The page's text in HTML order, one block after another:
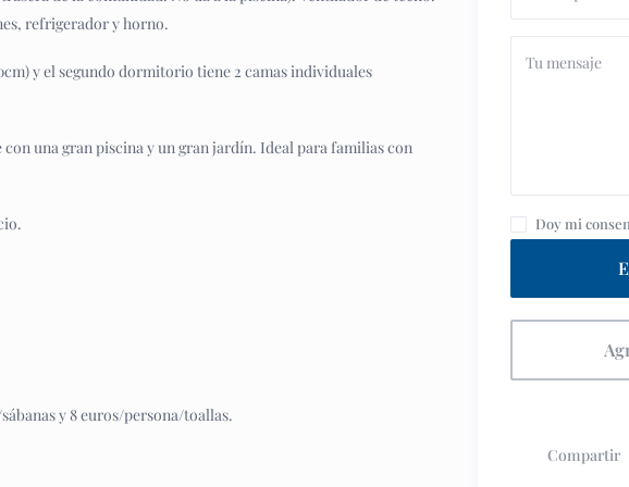
refrigerador y horno.
y el segundo dormitorio tiene 2 camas individuales
una gran piscina y un gran jardín. Ideal para familias con
y 8 euros/persona/toallas.
Doy mi
Compartir